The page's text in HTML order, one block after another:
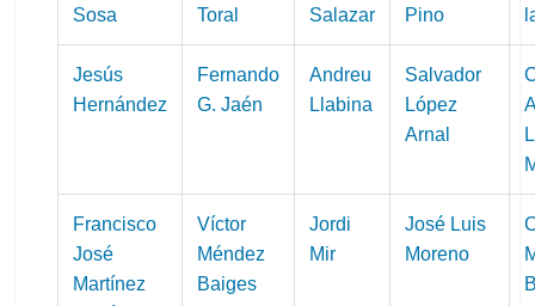
Sosa
Toral
Salazar
Pino
Jesús
Hernández
Fernando
G. Jaén
Andreu
Llabina
Salvador
López
Arnal
Francisco
José
Martínez
Víctor
Méndez
Baiges
Jordi
Mir
José Luis
Moreno